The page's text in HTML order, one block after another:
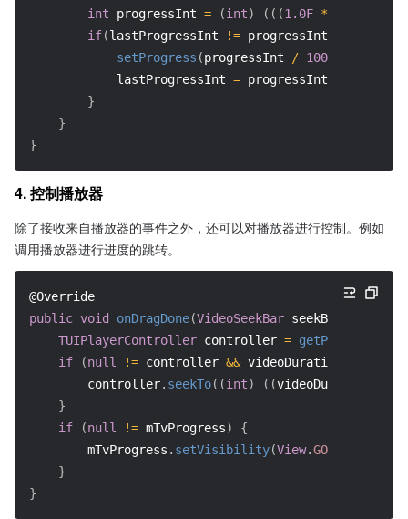
int progressInt = (int) ( ( (1.0F *
if(lastProgressInt != progressInt
setProgress (progressInt / 100F
            lastProgressInt
= progressInt
}
}
}
4. 控制播放器
除了接收来自播放器的事件之外，还可以对播放器进行控制。例如
调用播放器进行进度的跳转。
@Override
public void onDragDone(VideoSeekBar seekBar
TUIPlayerController controller =
if
(null != controller && videoDuration
        controller
. seekTo( (int) ( (videoDuration
}
if
(null != mTvProgress)
{
        mTvProgress
. setVisibility(View.GONE
}
}